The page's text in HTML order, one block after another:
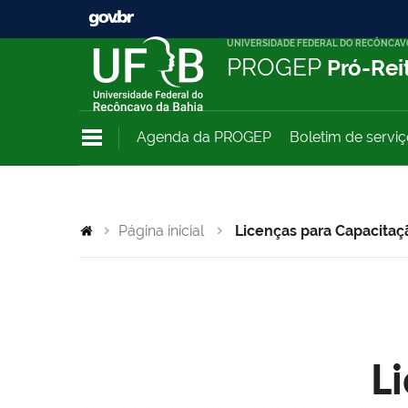
UNIVERSIDADE FEDERAL DO
PROGEP Pró-
Agenda da PROGEP Boletim de
Página inicial Licenças para